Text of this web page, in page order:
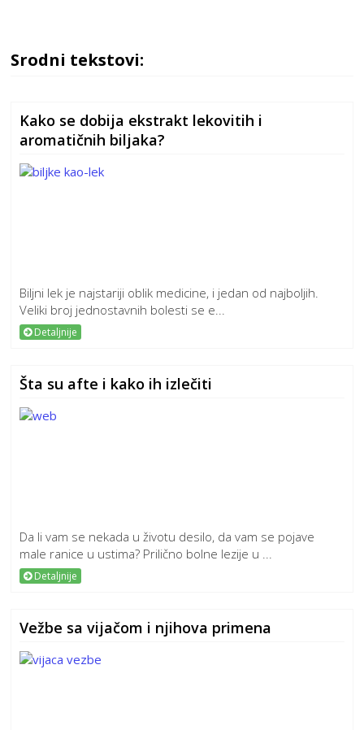
Srodni tekstovi:
Kako se dobija ekstrakt lekovitih i
aromatičnih biljaka?
Biljni lek je najstariji oblik medicine, i jedan od najboljih.
Veliki broj jednostavnih bolesti se e...
Detaljnije
Šta su afte i kako ih izlečiti
Da li vam se nekada u životu desilo, da vam se pojave
male ranice u ustima? Prilično bolne lezije u ...
Detaljnije
Vežbe sa vijačom i njihova primena